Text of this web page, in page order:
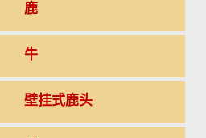
鹿
牛
壁挂式鹿头